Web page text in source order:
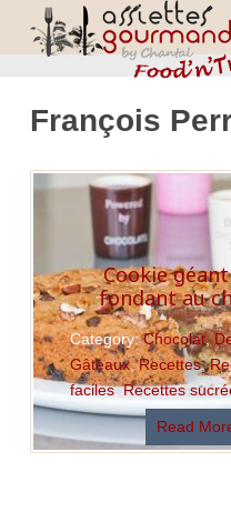
François
Cookie
fondant au
Category:Chocolat,
Gâteaux,Recettes,
faciles,Recettes
Read